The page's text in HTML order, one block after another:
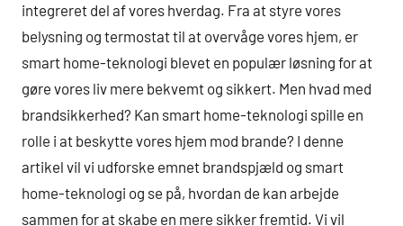
integreret del af vores hverdag. Fra at styre vores
belysning og termostat til at overvåge vores hjem, er
smart home-teknologi blevet en populær løsning for at
gøre vores liv mere bekvemt og sikkert. Men hvad med
brandsikkerhed? Kan smart home-teknologi spille en
rolle i at beskytte vores hjem mod brande? I denne
artikel vil vi udforske emnet brandspjæld og smart
home-teknologi og se på, hvordan de kan arbejde
sammen for at skabe en mere sikker fremtid. Vi vil